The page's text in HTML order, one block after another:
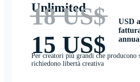
Unlimited
18 US$
15 US$
USD
Per creatori più grandi che producono
richiedono libertà creativa